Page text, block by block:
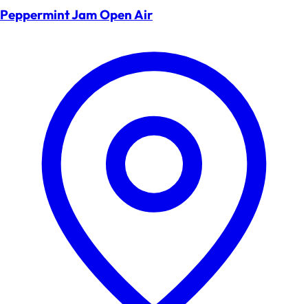
Peppermint Jam Open Air